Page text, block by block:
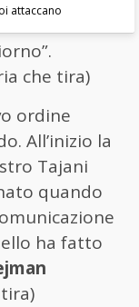
che tira)
ordine
All’inizio la
Tajani
quando
ha fatto
tira)
attaccano